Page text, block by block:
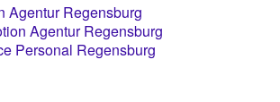
Agentur Regensburg
Agentur Regensburg
Personal Regensburg